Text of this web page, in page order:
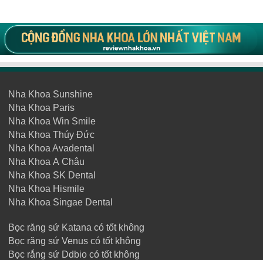
Nha Khoa Sunshine
Nha Khoa Paris
Nha Khoa Win Smile
Nha Khoa Thúy Đức
Nha Khoa Avadental
Nha Khoa Á Châu
Nha Khoa SK Dental
Nha Khoa Hismile
Nha Khoa Singae Dental
Bọc răng sứ Katana có tốt không
Bọc răng sứ Venus có tốt không
Bọc rắng sứ Ddbio có tốt không